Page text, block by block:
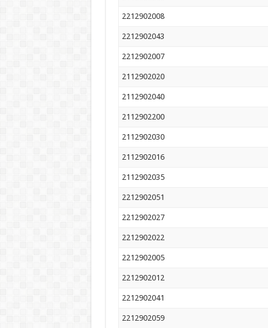
2212902008
2212902043
2212902007
2112902020
2112902040
2112902200
2112902030
2112902016
2112902035
2212902051
2212902027
2212902022
2212902005
2212902012
2212902041
2212902059